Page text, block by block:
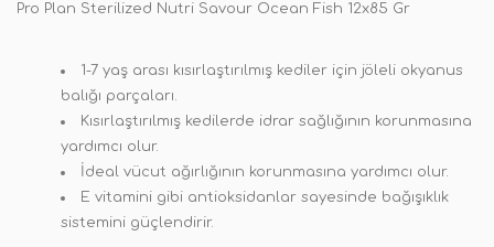
Pro Plan Sterilized Nutri Savour Ocean Fish 12x85 Gr
1-7 yaş arası kısırlaştırılmış kediler için jöleli okyanus
balığı parçaları.
Kısırlaştırılmış kedilerde idrar sağlığının korunmasına
yardımcı olur.
İdeal vücut ağırlığının korunmasına yardımcı olur.
E vitamini gibi antioksidanlar sayesinde bağışıklık
sistemini güçlendirir.